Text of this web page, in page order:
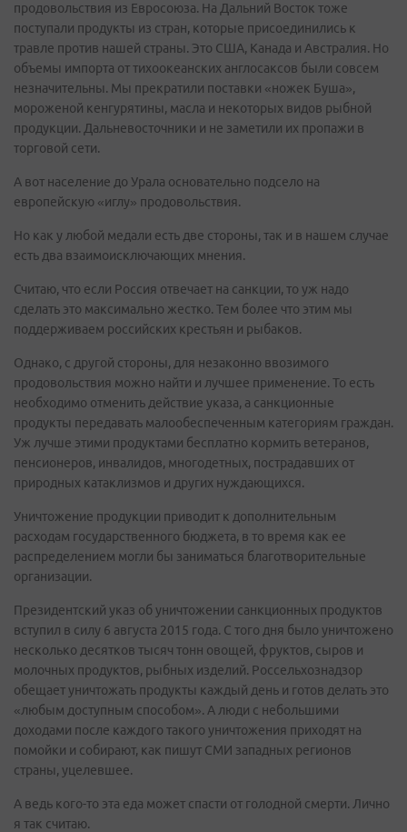
продовольствия из Евросоюза. На Дальний Восток тоже
поступали продукты из стран, которые присоединились к
травле против нашей страны. Это США, Канада и Австралия. Но
объемы импорта от тихоокеанских англосаксов были совсем
незначительны. Мы прекратили поставки «ножек Буша»,
мороженой кенгурятины, масла и некоторых видов рыбной
продукции. Дальневосточники и не заметили их пропажи в
торговой сети.
А вот население до Урала основательно подсело на
европейскую «иглу» продовольствия.
Но как у любой медали есть две стороны, так и в нашем случае
есть два взаимоисключающих мнения.
Считаю, что если Россия отвечает на санкции, то уж надо
сделать это максимально жестко. Тем более что этим мы
поддерживаем российских крестьян и рыбаков.
Однако, с другой стороны, для незаконно ввозимого
продовольствия можно найти и лучшее применение. То есть
необходимо отменить действие указа, а санкционные
продукты передавать малообеспеченным категориям граждан.
Уж лучше этими продуктами бесплатно кормить ветеранов,
пенсионеров, инвалидов, многодетных, пострадавших от
природных катаклизмов и других нуждающихся.
Уничтожение продукции приводит к дополнительным
расходам государственного бюджета, в то время как ее
распределением могли бы заниматься благотворительные
организации.
Президентский указ об уничтожении санкционных продуктов
вступил в силу 6 августа 2015 года. С того дня было уничтожено
несколько десятков тысяч тонн овощей, фруктов, сыров и
молочных продуктов, рыбных изделий. Россельхознадзор
обещает уничтожать продукты каждый день и готов делать это
«любым доступным способом». А люди с небольшими
доходами после каждого такого уничтожения приходят на
помойки и собирают, как пишут СМИ западных регионов
страны, уцелевшее.
А ведь кого-то эта еда может спасти от голодной смерти. Лично
я так считаю.